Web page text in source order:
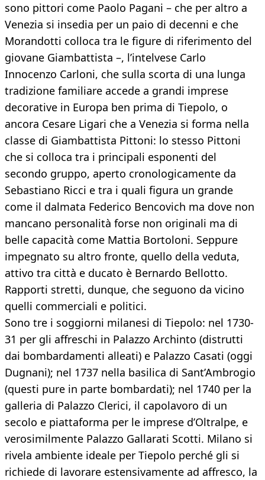
sono pittori come Paolo Pagani – che per altro a
Venezia si insedia per un paio di decenni e che
Morandotti colloca tra le figure di riferimento del
giovane Giambattista –, l’intelvese Carlo
Innocenzo Carloni, che sulla scorta di una lunga
tradizione familiare accede a grandi imprese
decorative in Europa ben prima di Tiepolo, o
ancora Cesare Ligari che a Venezia si forma nella
classe di Giambattista Pittoni: lo stesso Pittoni
che si colloca tra i principali esponenti del
secondo gruppo, aperto cronologicamente da
Sebastiano Ricci e tra i quali figura un grande
come il dalmata Federico Bencovich ma dove non
mancano personalità forse non originali ma di
belle capacità come Mattia Bortoloni. Seppure
impegnato su altro fronte, quello della veduta,
attivo tra città e ducato è Bernardo Bellotto.
Rapporti stretti, dunque, che seguono da vicino
quelli commerciali e politici.
Sono tre i soggiorni milanesi di Tiepolo: nel 1730-
31 per gli affreschi in Palazzo Archinto (distrutti
dai bombardamenti alleati) e Palazzo Casati (oggi
Dugnani); nel 1737 nella basilica di Sant’Ambrogio
(questi pure in parte bombardati); nel 1740 per la
galleria di Palazzo Clerici, il capolavoro di un
secolo e piattaforma per le imprese d’Oltralpe, e
verosimilmente Palazzo Gallarati Scotti. Milano si
rivela ambiente ideale per Tiepolo perché gli si
richiede di lavorare estensivamente ad affresco, la